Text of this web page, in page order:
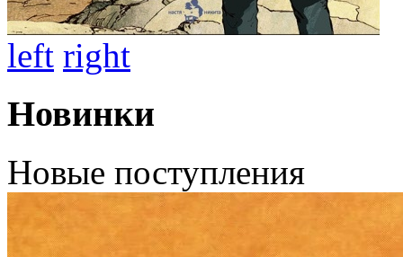
left right
Новинки
Новые поступления